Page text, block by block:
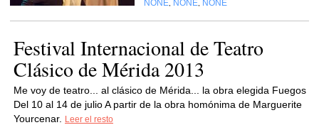
NONE NONE NONE
Festival Internacional de Teatro
Clásico de Mérida 2013
Me voy de teatro... al clásico de Mérida... la obra elegida Fuegos
Del 10 al 14 de julio A partir de la obra homónima de Marguerite
Yourcenar.
Leer el resto